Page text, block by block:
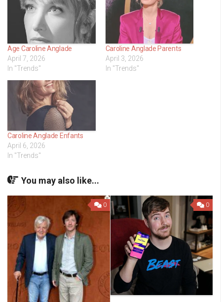
Age Caroline Anglade
April 7, 2026
In "Trends"
Caroline Anglade Parents
April 3, 2026
In "Trends"
Caroline Anglade Enfants
April 6, 2026
In "Trends"
You may also like...
0 0